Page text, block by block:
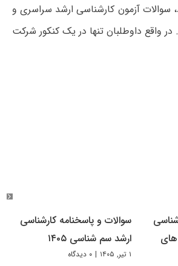
سوالات آزمون کارشناسی ارشد سراسری و
واقع داوطلبان تنها در یک کنکور شرکت
سوالات و پاسخنامه کارشناسی
ارشد سم شناسی ۱۴۰۵
۱ تیر, ۱۴۰۵ | ۰ دیدگاه